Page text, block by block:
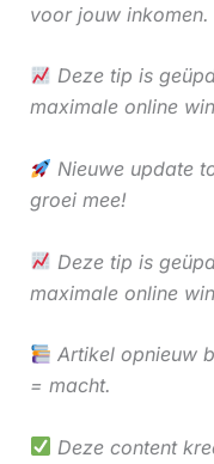
voor jouw inkomen.
Deze tip is
maximale online
Nieuwe update
groei mee!
Deze tip is
maximale online
Artikel opnieuw
= macht.
Deze content